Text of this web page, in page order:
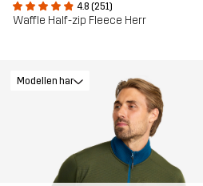
4.8 (251)
Waffle Half-zip Fleece Herr
Modellen har